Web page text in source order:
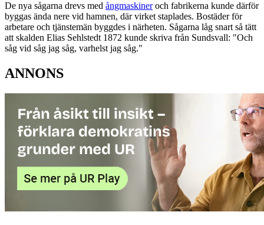
De nya sågarna drevs med ångmaskineroch fabrikerna kunde därför
byggas ända nere vid hamnen, där virket staplades. Bostäder för
arbetare och tjänstemän byggdes i närheten. Sågarna låg snart så tätt
att skalden Elias Sehlstedt 1872 kunde skriva från Sundsvall: "Och
såg vid såg jag såg, varhelst jag såg."
ANNONS